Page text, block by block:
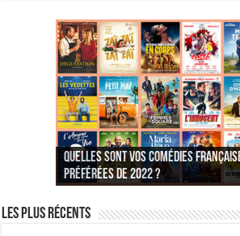
Quelles sont vos comédies
préférées de 2022 ?
Quel est votre personnage préféré
Noël est une ordure ?
Quelles sont vos comédies
préférées de 2021 ?
Quel est votre « Gendarme »
Quels sont vos 3 comédies de Jean-
préférées ?
Quel est votre « Tati » préféré ?
Quel est votre « bronzé » préféré ?
Les plus récents